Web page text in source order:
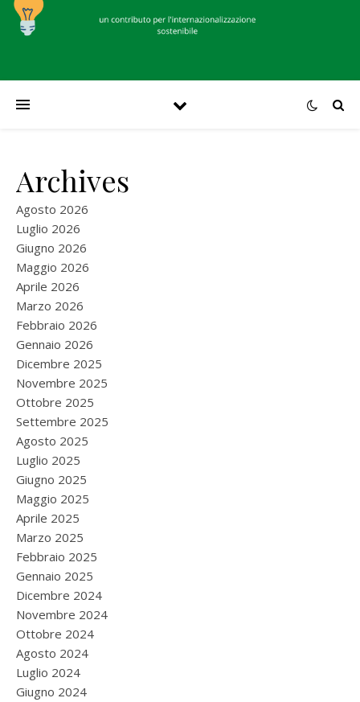
Archives
Agosto 2026
Luglio 2026
Giugno 2026
Maggio 2026
Aprile 2026
Marzo 2026
Febbraio 2026
Gennaio 2026
Dicembre 2025
Novembre 2025
Ottobre 2025
Settembre 2025
Agosto 2025
Luglio 2025
Giugno 2025
Maggio 2025
Aprile 2025
Marzo 2025
Febbraio 2025
Gennaio 2025
Dicembre 2024
Novembre 2024
Ottobre 2024
Agosto 2024
Luglio 2024
Giugno 2024